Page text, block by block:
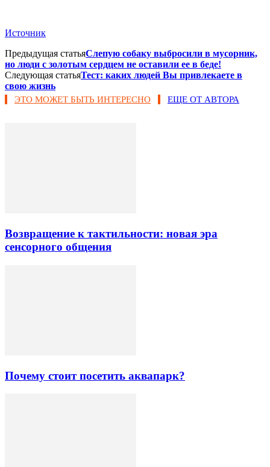
Источник
Предыдущая статьяСлепую собаку выбросили в мусорник,
но люди с золотым сердцем не оставили ее в беде!
Следующая статьяТест: каких людей Вы привлекаете в
свою жизнь
ЭТО МОЖЕТ БЫТЬ ИНТЕРЕСНО ЕЩЕ ОТ АВТОРА
Возвращение к тактильности: новая эра
сенсорного общения
Почему стоит посетить аквапарк?